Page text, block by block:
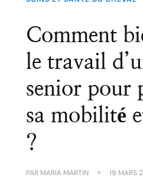
Comment
le travail
senior pour
sa mobilité
?
PAR MARIA MARTIN 19 MARS